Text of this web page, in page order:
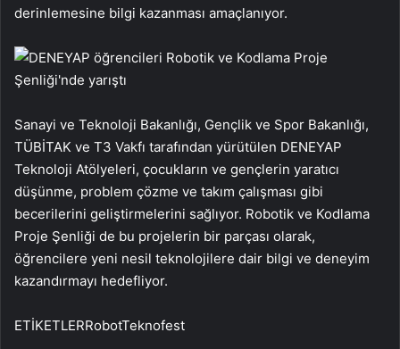
derinlemesine bilgi kazanması amaçlanıyor.
Sanayi ve Teknoloji Bakanlığı, Gençlik ve Spor Bakanlığı,
TÜBİTAK ve T3 Vakfı tarafından yürütülen DENEYAP
Teknoloji Atölyeleri, çocukların ve gençlerin yaratıcı
düşünme, problem çözme ve takım çalışması gibi
becerilerini geliştirmelerini sağlıyor. Robotik ve Kodlama
Proje Şenliği de bu projelerin bir parçası olarak,
öğrencilere yeni nesil teknolojilere dair bilgi ve deneyim
kazandırmayı hedefliyor.
ETİKETLERRobotTeknofest